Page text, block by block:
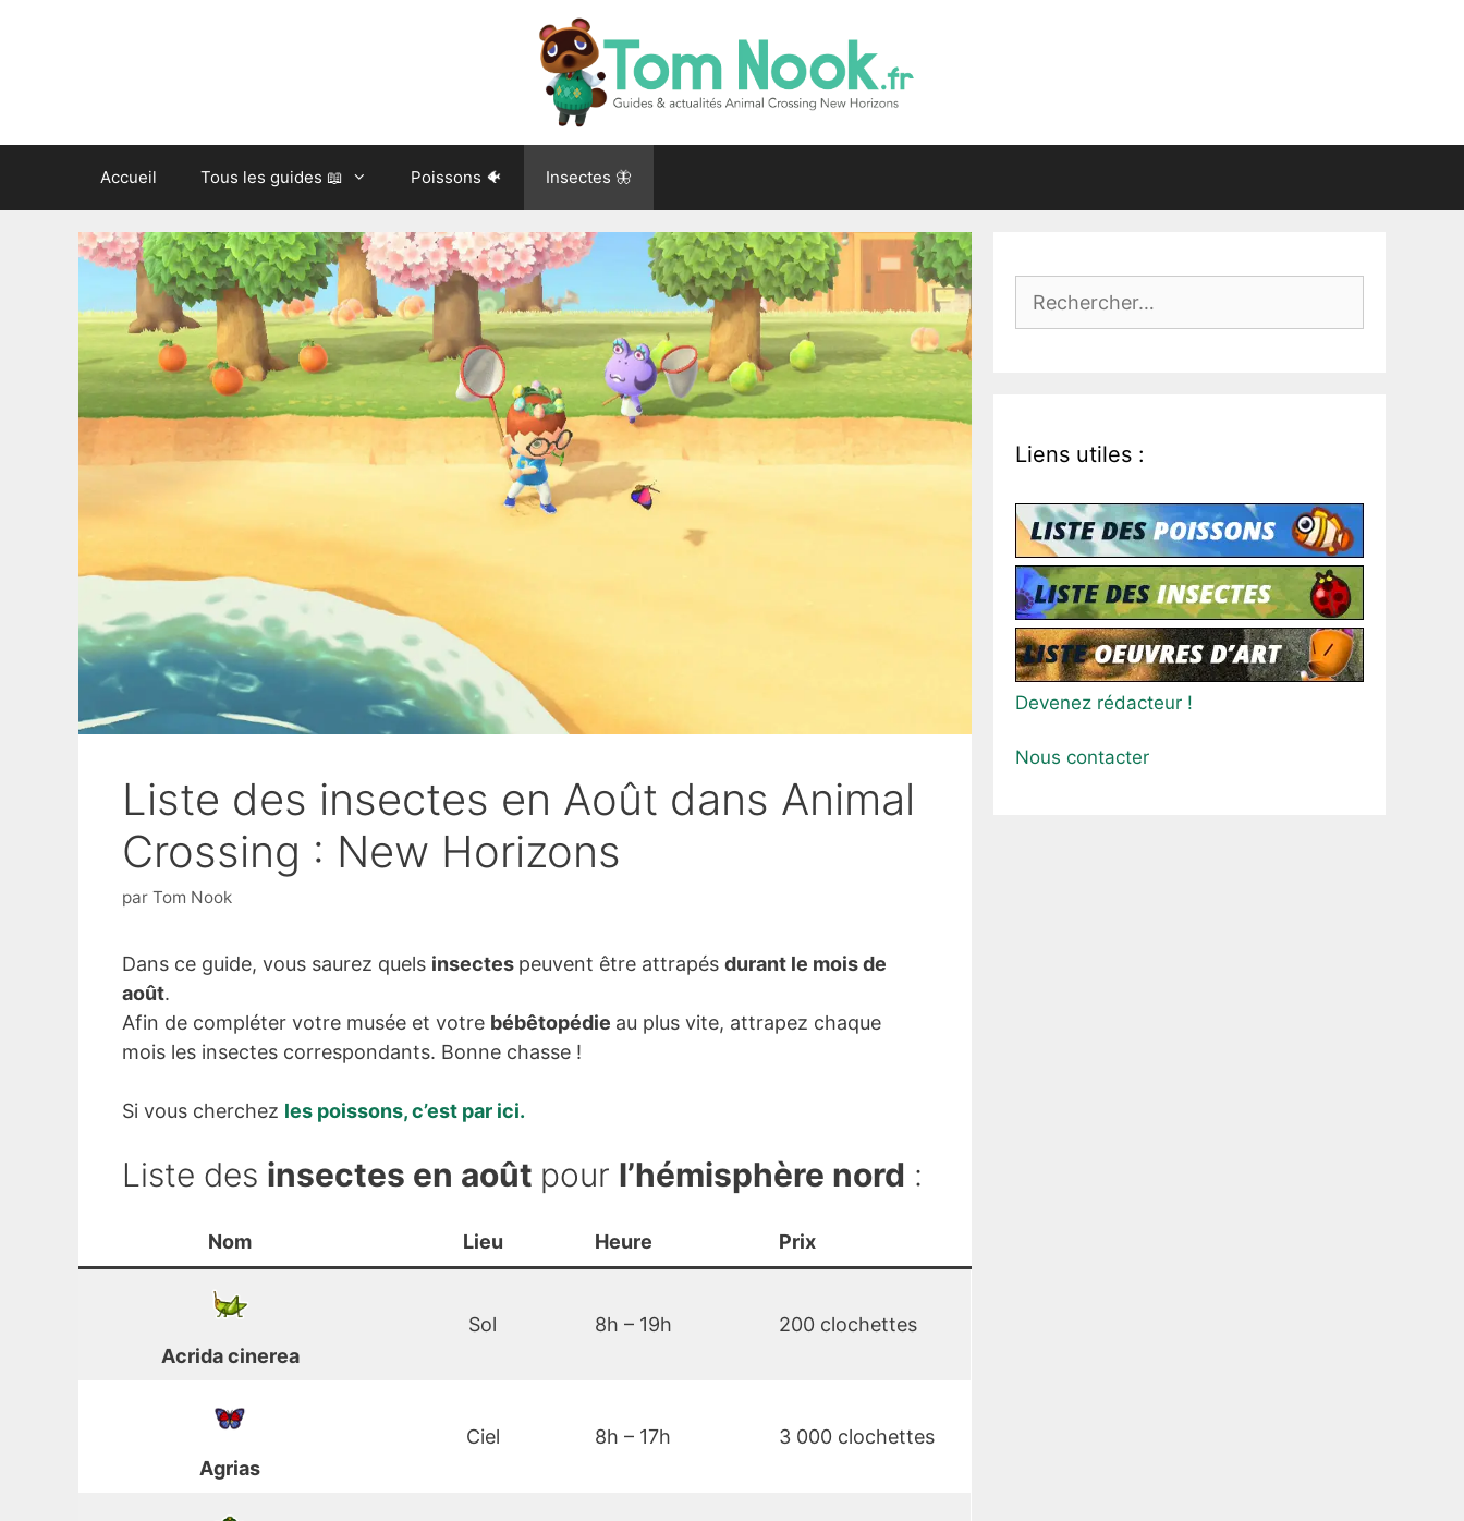
Accueil Tous les guides 📖 Poissons 🐠 Insectes 🦋
Liste des insectes en Août dans Animal
Crossing : New Horizons
par Tom Nook
Dans ce guide, vous saurez quels insectes peuvent être attrapés durant le mois de
août.
Afin de compléter votre musée et votre bébêtopédie au plus vite, attrapez chaque
mois les insectes correspondants. Bonne chasse !
Si vous cherchez les poissons, c’est par ici.
Liste des insectes en août pour l’hémisphère nord :
Nom Lieu Heure Prix
Acrida cinerea
Sol 8h – 19h 200 clochettes
Agrias
Ciel 8h – 17h 3 000 clochettes
Liens utiles :
Devenez rédacteur !
Nous contacter